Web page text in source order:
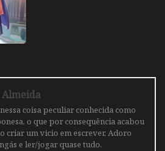
coisa peculiar conhecida como
o que por consequência acabou
criar um vicio em escrever. Adoro
e ler/jogar quase tudo.